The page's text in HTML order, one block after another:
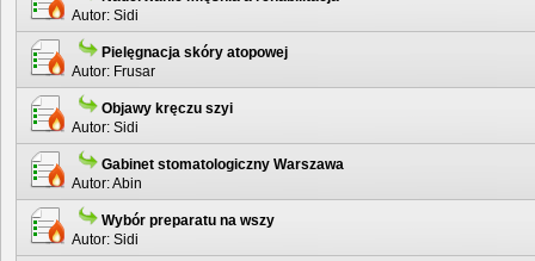
Autor: Sidi
Pielęgnacja skóry atopowej
Autor: Frusar
Objawy kręczu szyi
Autor: Sidi
Gabinet stomatologiczny Warszawa
Autor:Abin
Wybór preparatu na wszy
Autor: Sidi